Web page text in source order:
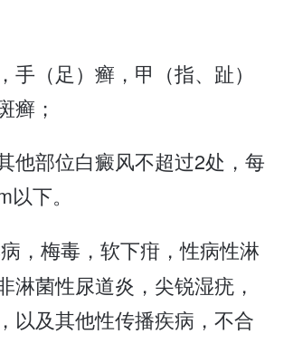
手（足）癣，甲（指、趾）
癣；
他部位白癜风不超过2处，每
下。
，梅毒，软下疳，性病性淋
淋菌性尿道炎，尖锐湿疣，
以及其他性传播疾病，不合